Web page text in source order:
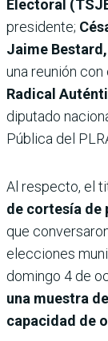
Electoral
presidente;
Jaime Bestard,
una reunión con
Radical
diputado
Pública del
Al respecto, el
de cortesía de
que
elecciones
domingo 4 de
una muestra
capacidad de